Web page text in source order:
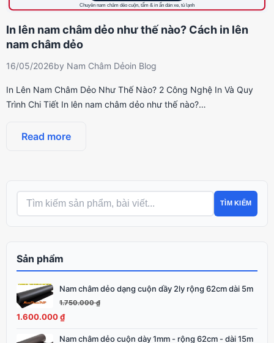
In lên nam châm dẻo như thế nào? Cách in lên
nam châm dẻo
16/05/2026by Nam Châm Dẻoin Blog
In Lên Nam Châm Dẻo Như Thế Nào? 2 Công Nghệ In Và Quy
Trình Chi Tiết In lên nam châm dẻo như thế nào?…
Read more
TÌM KIẾM
Sản phẩm
Nam châm dẻo dạng cuộn dầy 2ly rộng 62cm dài 5m
1.750.000₫
Giá
gốc
là:
1.600.000₫
Giá
hiện
tại
Nam châm dẻo cuộn dày 1mm - rộng 62cm - dài 15m
Giá
Giá